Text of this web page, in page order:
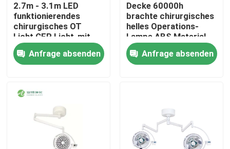
Haus
Produkte
Über uns
2.7m - 3.1m LED
funktionierendes
chirurgisches OT
Licht CER Licht-mit
Schatten-Ausgleich
Anfrage absenden
Decke 60000h
brachte chirurgisches
helles Operations-
Lampe ABS Material
5000K LED an
Anfrage absenden